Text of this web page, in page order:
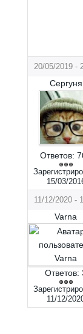
20/05/2019 -
Сергуня
Ответов:
15/03/
11/12/2020 -
Varna
Ответов:
11/12/